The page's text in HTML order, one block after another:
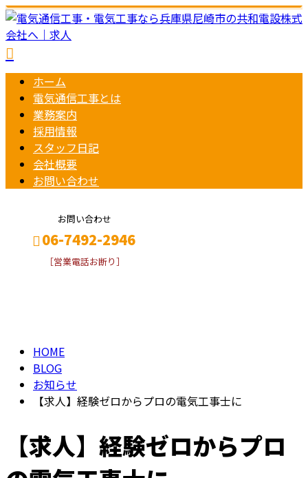
ホーム
電気通信工事とは
業務案内
採用情報
スタッフ日記
会社概要
お問い合わせ
お問い合わせ
06-7492-2946
［営業電話お断り］
HOME
BLOG
お知らせ
【求人】経験ゼロからプロの電気工事士に
【求人】経験ゼロからプロ